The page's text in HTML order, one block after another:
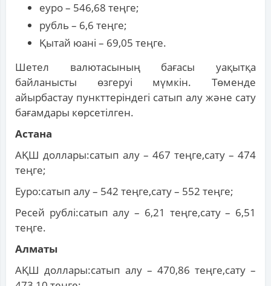
еуро – 546,68 теңге;
рубль – 6,6 теңге;
Қытай юані – 69,05 теңге.
Шетел валютасының бағасы уақытқа
байланысты өзгеруі мүмкін. Төменде
айырбастау пункттеріндегі сатып алу және сату
бағамдары көрсетілген.
Астана
АҚШ доллары:сатып алу – 467 теңге,сату – 474
теңге;
Еуро:сатып алу – 542 теңге,сату – 552 теңге;
Ресей рублі:сатып алу – 6,21 теңге,сату – 6,51
теңге.
Алматы
АҚШ доллары:сатып алу – 470,86 теңге,сату –